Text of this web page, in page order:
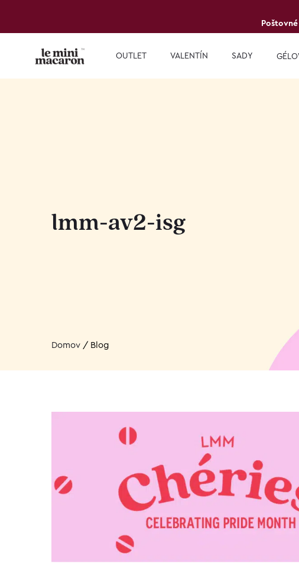
OUTLET VALENTÍN SADY
lmm-av2-isg
Domov / Blog